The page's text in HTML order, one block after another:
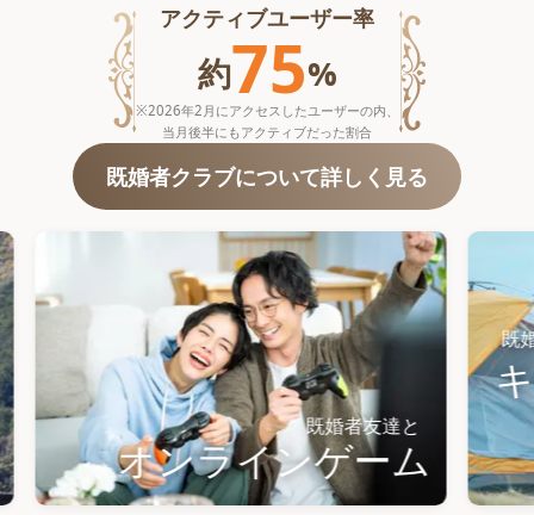
アクティブユーザー率
約75%
※2026年2月にアクセスしたユーザーの内、
当月後半にもアクティブだった割合
既婚者クラブについて詳しく見る
既婚者友達と
オンラインゲーム
既婚者友達と
キャ